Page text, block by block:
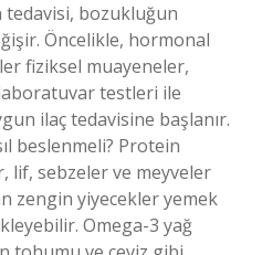
tedavisi, bozukluğun
Öncelikle, hormonal
fiziksel muayeneler,
testleri ile
ilaç tedavisine başlanır.
beslenmeli? Protein
lif, sebzeler ve meyveler
zengin yiyecekler yemek
Omega-3 yağ